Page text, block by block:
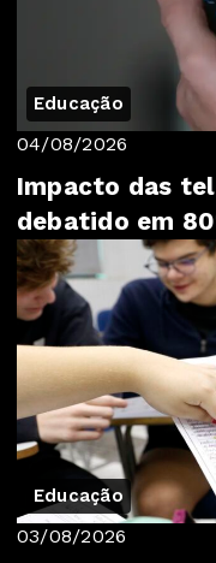
Educação
04/08/2026
Impacto das
debatido em
Educação
03/08/2026